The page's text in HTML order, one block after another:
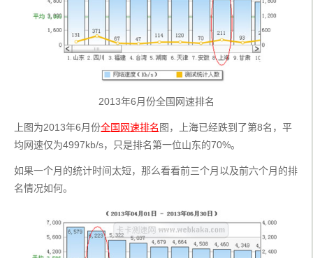
2013年6月份全国网速排名
上图为2013年6月份全国网速排名 图，上海已经跌到了第8名，平
均网速仅为4997kb/s，只是排名第一位山东的70%。
如果一个月的统计时间太短，那么看看前三个月以及前六个月的排
名情况如何。